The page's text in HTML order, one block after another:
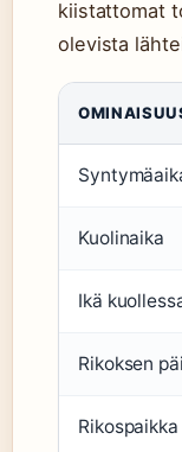
kiistattomat
olevista
Kuolinaika
Ikä
Rikoksen
Rikospaikka